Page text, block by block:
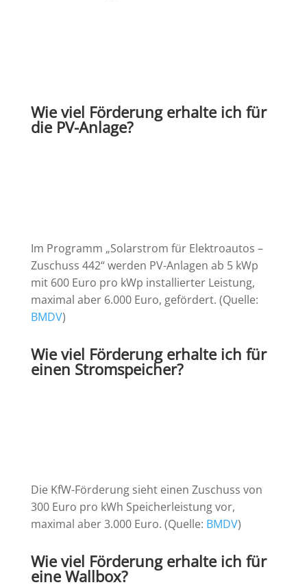
Wie viel Förderung erhalte ich für
die PV-Anlage?
Im Programm „Solarstrom für Elektroautos –
Zuschuss 442“ werden PV-Anlagen ab 5 kWp
mit 600 Euro pro kWp installierter Leistung,
maximal aber 6.000 Euro, gefördert. (Quelle:
BMDV)
Wie viel Förderung erhalte ich für
einen Stromspeicher?
Die KfW-Förderung sieht einen Zuschuss von
300 Euro pro kWh Speicherleistung vor,
maximal aber 3.000 Euro. (Quelle: BMDV)
Wie viel Förderung erhalte ich für
eine Wallbox?